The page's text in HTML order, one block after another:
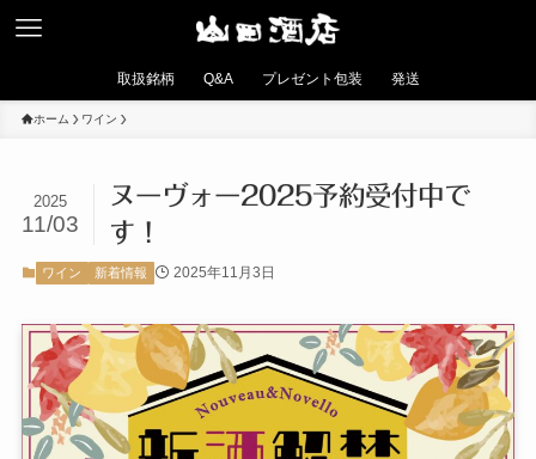
取扱銘柄 Q&A プレゼント包装 発送
ホーム ワイン
ヌーヴォー2025予約受付中で
す！
2025
11/03
ワイン 新着情報 2025年11月3日